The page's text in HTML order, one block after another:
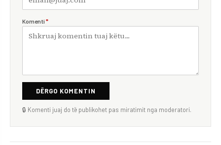
Komenti *
DËRGO KOMENTIN
🔒 Komenti juaj do të publikohet pas miratimit nga moderatori.